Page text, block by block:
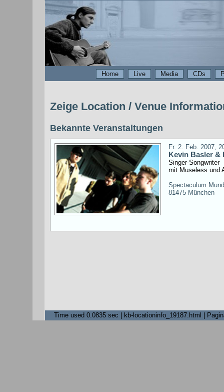
Home Live Media CDs
Zeige Location / Venue
Bekannte Veranstaltungen
Fr. 2. Feb. 2007,
Kevin Basler &
Singer-Songwriter
mit Museless und
Spectaculum
81475 München
Time used 0.0835 sec | kb-locationinfo_19187.html |